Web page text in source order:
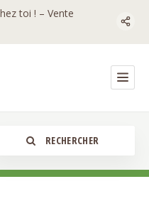
toi ! – Vente
RECHERCHER